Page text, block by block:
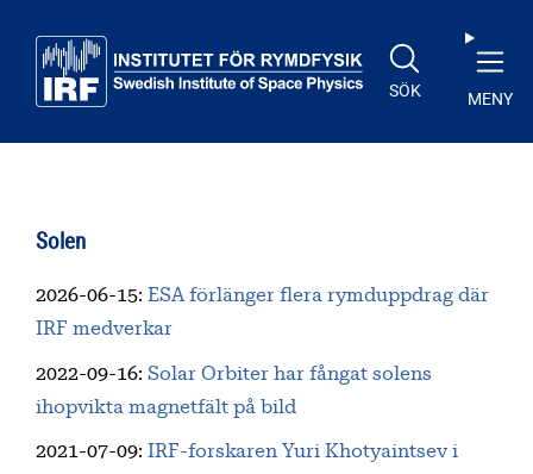
SÖK MENY
Solen
2026-06-15: ESA förlänger flera rymduppdrag där
IRF medverkar
2022-09-16: Solar Orbiter har fångat solens
ihopvikta magnetfält på bild
2021-07-09: IRF-forskaren Yuri Khotyaintsev i